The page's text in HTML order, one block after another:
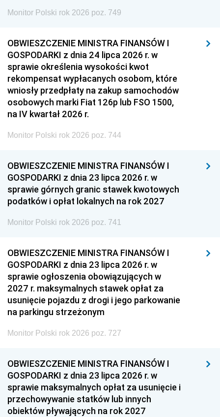
Monitor Polski rok 2026 poz. 749
OBWIESZCZENIE MINISTRA FINANSÓW I
GOSPODARKI z dnia 24 lipca 2026 r. w
sprawie określenia wysokości kwot
rekompensat wypłacanych osobom, które
wniosły przedpłaty na zakup samochodów
osobowych marki Fiat 126p lub FSO 1500,
na IV kwartał 2026 r.
Monitor Polski rok 2026 poz. 744
OBWIESZCZENIE MINISTRA FINANSÓW I
GOSPODARKI z dnia 23 lipca 2026 r. w
sprawie górnych granic stawek kwotowych
podatków i opłat lokalnych na rok 2027
Monitor Polski rok 2026 poz. 741
OBWIESZCZENIE MINISTRA FINANSÓW I
GOSPODARKI z dnia 23 lipca 2026 r. w
sprawie ogłoszenia obowiązujących w
2027 r. maksymalnych stawek opłat za
usunięcie pojazdu z drogi i jego parkowanie
na parkingu strzeżonym
Monitor Polski rok 2026 poz. 727
OBWIESZCZENIE MINISTRA FINANSÓW I
GOSPODARKI z dnia 23 lipca 2026 r. w
sprawie maksymalnych opłat za usunięcie i
przechowywanie statków lub innych
obiektów pływających na rok 2027